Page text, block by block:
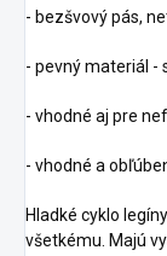
- bezšvový pás,
- pevný materiál -
- vhodné aj pre
- vhodné a
Hladké cyklo
všetkému. Majú